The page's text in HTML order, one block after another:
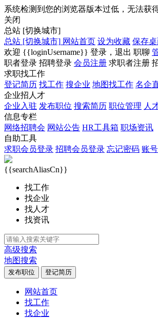
系统检测到您的浏览器版本过低，无法获
关闭
总站 [切换城市]
总站 [切换城市] 网站首页 设为收藏 保存
欢迎 {{loginUsername}} 登录， 退出 职聊
职者登录 招聘登录 会员注册 求职者注册
求职找工作
登记简历 找工作 搜企业 地图找工作 名企
企业招人才
企业入驻 发布职位 搜索简历 职位管理 人
信息专栏
网络招聘会 网站公告 HR工具箱 职场资讯
自助工具
求职会员登录 招聘会员登录 忘记密码 账
{{searchAliasCn}}
找工作
找企业
找人才
找资讯
高级搜索
地图搜索
发布职位 登记简历
网站首页
找工作
找企业